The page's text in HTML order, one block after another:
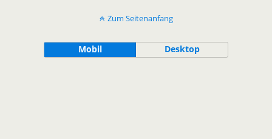
Zum Seitenanfang
Mobil Desktop